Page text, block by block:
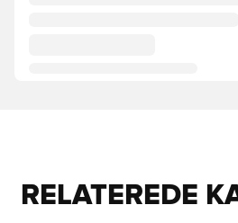
RELATEREDE